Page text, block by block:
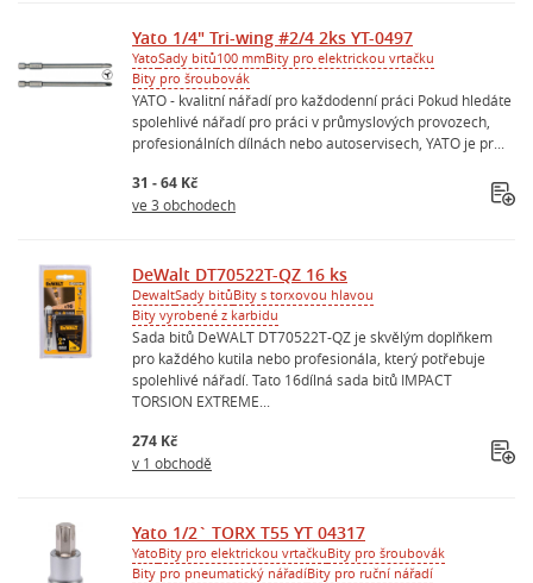
Yato 1/4" Tri-wing #2/4 2ks YT-0497
YatoSady bitů100 mmBity pro elektrickou vrtačku
Bity pro šroubovák
YATO - kvalitní nářadí pro každodenní práci Pokud hledáte
spolehlivé nářadí pro práci v průmyslových provozech,
profesionálních dílnách nebo autoservisech, YATO je pr...
31 - 64 Kč
ve 3 obchodech
DeWalt DT70522T-QZ 16 ks
DewaltSady bitůBity s torxovou hlavou
Bity vyrobené z karbidu
Sada bitů DeWALT DT70522T-QZ je skvělým doplňkem
pro každého kutila nebo profesionála, který potřebuje
spolehlivé nářadí. Tato 16dílná sada bitů IMPACT
TORSION EXTREME...
274 Kč
v 1 obchodě
Yato 1/2` TORX T55 YT 04317
YatoBity pro elektrickou vrtačkuBity pro šroubovák
Bity pro pneumatický nářadíBity pro ruční nářadí